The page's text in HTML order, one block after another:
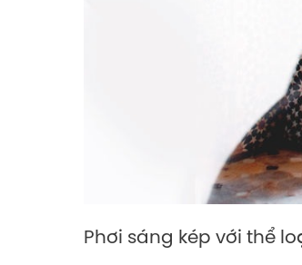
Phơi sáng kép với thể